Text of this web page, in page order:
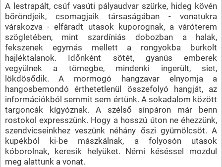
A lestrapált, csúf vasúti pályaudvar szürke, hideg kövén
bőröndjeik, csomagjaik társaságában - vonatukra
várakozva - elfáradt utasok kuporognak, a váróterem
szögletében, mint szardíniás dobozban a halak,
fekszenek egymás mellett a rongyokba burkolt
hajléktalanok. Időnként sötét, gyanús emberek
vegyülnek a tömegbe, mindenki ingerült, siet,
lökdösődik. A mormogó hangzavar elnyomja a
hangosbemondó érthetetlenül összefolyó hangját, az
információkból semmit sem értünk. A sokadalom között
targoncák kígyóznak. A szélső sínpáron már benn
rostokol expresszünk. Hogy a hosszú úton ne éhezzünk,
szendvicseinkhez veszünk néhány őszi gyümölcsöt. A
kupékból ki-be mászkálnak, a folyosón utasok
kóborolnak, keresik helyüket. Némi késéssel mozdul
meg alattunk a vonat.